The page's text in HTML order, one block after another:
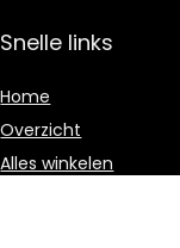
Snelle links
Home
Overzicht
Alles winkelen